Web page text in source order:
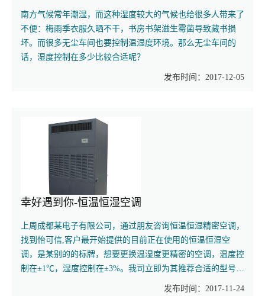
南方气候常年潮湿，而这种湿度较大的气候也给很多人带来了
不便：梅雨季衣服久晒不干，书房书架滋生霉菌导致藏书损
坏。而很多无尘车间也要控制温湿度环境。那么无尘车间的
话，湿度控制在多少比较合适呢？
发布时间：2017-12-05
幸好遇到你-恒温恒湿空调
上周成都某电子有限公司，通过朋友咨询恒温恒湿精密空调，
找到怡可信,客户最开始提供的目前正在使用的恒温恒湿空
调，是某别的的标牌，想要更换温湿度更精密的空调，温度控
制在±1℃，湿度控制在±3%。我司立即为其推荐合适的型号…
发布时间：2017-11-24